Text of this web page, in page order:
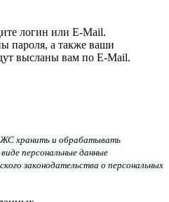
логин или E-Mail.
пароля, а также ваши
высланы вам по E-Mail.
хранить и обрабатывать
персональные данные
законодательства о персональных